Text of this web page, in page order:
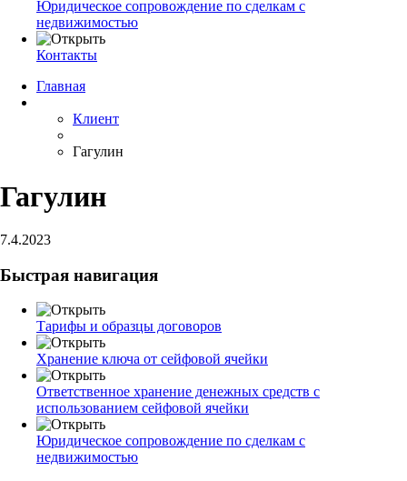
Юридическое сопровождение по сделкам с
недвижимостью
Контакты
Главная
Клиент
Гагулин
Гагулин
7.4.2023
Быстрая навигация
Тарифы и образцы договоров
Хранение ключа от сейфовой ячейки
Ответственное хранение денежных средств с
использованием сейфовой ячейки
Юридическое сопровождение по сделкам с
недвижимостью